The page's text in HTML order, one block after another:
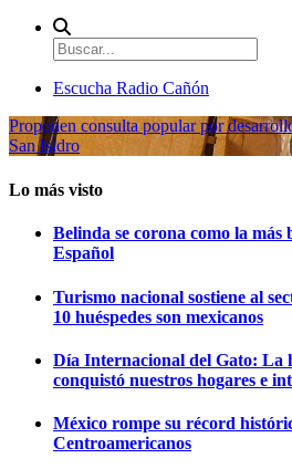
Escucha Radio Cañón
Proponen consulta popular por
San Isidro
Lo más visto
Belinda se corona como la más
Español
Turismo nacional sostiene al
10 huéspedes son mexicanos
Día Internacional del Gato: La
conquistó nuestros hogares e
México rompe su récord
Centroamericanos